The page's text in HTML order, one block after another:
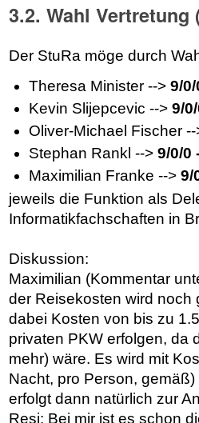
3.2. Wahl Vertretung
Der StuRa möge durch
Theresa Minister -->9/
Kevin Slijepcevic --> 9/
Oliver-Michael Fischer
Stephan Rankl -->9/0/0
Maximilian Franke -->9/
jeweils die Funktion als
Informatikfachschaften in
Diskussion:
Maximilian (Kommentar
der Reisekosten wird noch
dabei Kosten von bis zu
privaten PKW erfolgen, da
mehr) wäre. Es wird mit
Nacht, pro Person,
erfolgt dann natürlich zur
Resi: Bei mir ist es schon